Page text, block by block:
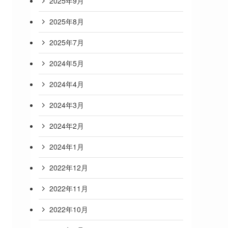
2025年8月
2025年7月
2024年5月
2024年4月
2024年3月
2024年2月
2024年1月
2022年12月
2022年11月
2022年10月